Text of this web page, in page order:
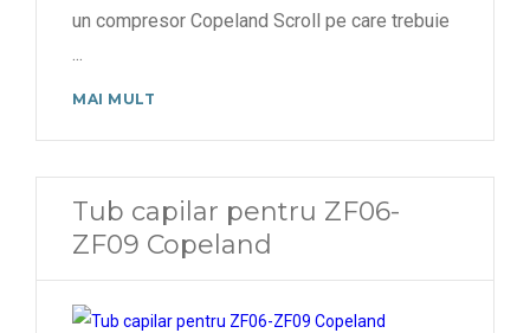
un compresor Copeland Scroll pe care trebuie
MAI MULT
Tub capilar pentru ZF06-
ZF09 Copeland